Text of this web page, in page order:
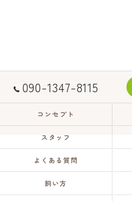
090-1347-8115
コンセプト
スタッフ
よくある質問
飼い方